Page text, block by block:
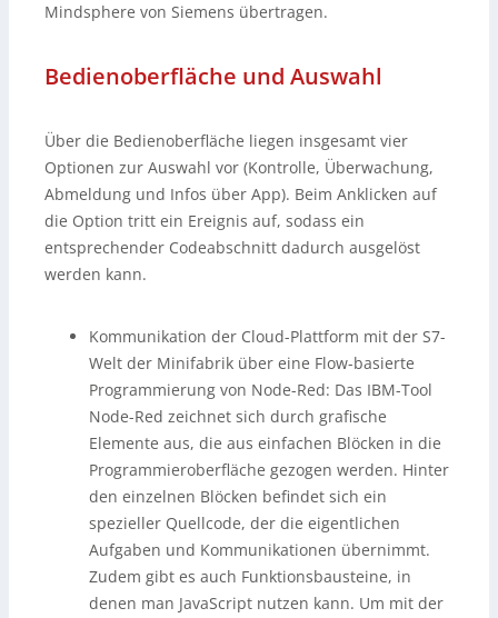
Mindsphere von Siemens übertragen.
Bedienoberfläche und Auswahl
Über die Bedienoberfläche liegen insgesamt vier
Optionen zur Auswahl vor (Kontrolle, Überwachung,
Abmeldung und Infos über App). Beim Anklicken auf
die Option tritt ein Ereignis auf, sodass ein
entsprechender Codeabschnitt dadurch ausgelöst
werden kann.
Kommunikation der Cloud-Plattform mit der S7-
Welt der Minifabrik über eine Flow-basierte
Programmierung von Node-Red: Das IBM-Tool
Node-Red zeichnet sich durch grafische
Elemente aus, die aus einfachen Blöcken in die
Programmieroberfläche gezogen werden. Hinter
den einzelnen Blöcken befindet sich ein
spezieller Quellcode, der die eigentlichen
Aufgaben und Kommunikationen übernimmt.
Zudem gibt es auch Funktionsbausteine, in
denen man JavaScript nutzen kann. Um mit der